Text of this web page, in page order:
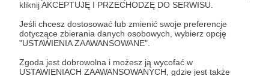
kliknij AKCEPTUJĘ I PRZECHODZĘ DO SERWISU.
Jeśli chcesz dostosować lub zmienić swoje preferencje
dotyczące zbierania danych osobowych, wybierz opcję
"USTAWIENIA ZAAWANSOWANE".
Zgoda jest dobrowolna i możesz ją wycofać w
USTAWIENIACH ZAAWANSOWANYCH, gdzie jest także
rozmowy. Zapraszam.